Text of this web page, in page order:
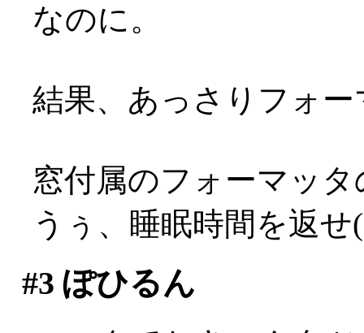
なのに。
結果、あっさりフォ
窓付属のフォーマッ
うぅ、睡眠時間を返
#3 ぽひるん